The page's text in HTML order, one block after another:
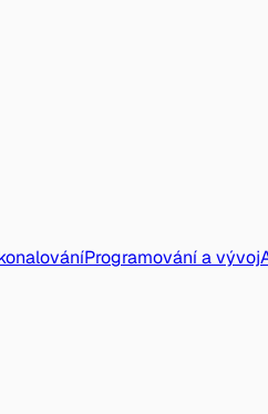
Programování a vývoj